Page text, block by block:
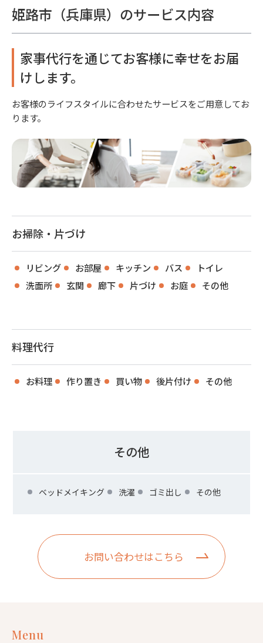
姫路市（兵庫県）のサービス内容
家事代行を通じてお客様に幸せをお届
けします。
お客様のライフスタイルに合わせたサービスをご用意してお
ります。
お掃除・片づけ
リビング お部屋 キッチン バス
トイレ
洗面所
玄関 廊下 片づけ お庭 その他
料理代行
お料理 作り置き 買い物 後片付け その他
その他
ベッドメイキング 洗濯 ゴミ出し その他
お問い合わせはこちら
Menu